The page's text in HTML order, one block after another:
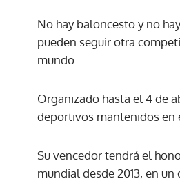
No hay baloncesto y no
pueden seguir otra
mundo.
Organizado hasta el 4 de
deportivos mantenidos en
Su vencedor tendrá el
mundial desde 2013, en